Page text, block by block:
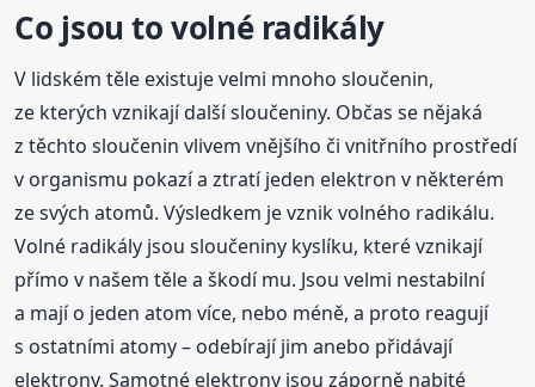
Co jsou to volné radikály
V lidském těle existuje velmi mnoho sloučenin,
ze kterých vznikají další sloučeniny. Občas se nějaká
z těchto sloučenin vlivem vnějšího či vnitřního prostředí
v organismu pokazí a ztratí jeden elektron v některém
ze svých atomů. Výsledkem je vznik volného radikálu.
Volné radikály jsou sloučeniny kyslíku, které vznikají
přímo v našem těle a škodí mu. Jsou velmi nestabilní
a mají o jeden atom více, nebo méně, a proto reagují
s ostatními atomy – odebírají jim anebo přidávají
elektrony. Samotné elektrony jsou záporně nabité